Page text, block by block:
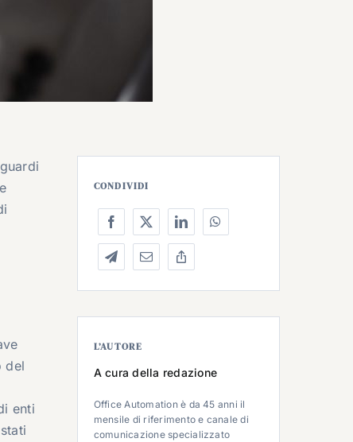
del
enti
CONDIVIDI
L’AUTORE
A cura della redazione
Office Automation è da 45 anni il
mensile di riferimento e canale di
comunicazione specializzato